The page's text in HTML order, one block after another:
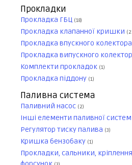
Прокладки
Прокладка ГБЦ (18)
Прокладка клапанної кришки
Прокладка впускного колектора
Прокладка випускного
Комплекти прокладок (1)
Прокладка піддону (1)
Паливна система
Паливний насос (2)
Інші елементи паливної
Регулятор тиску палива (3)
Кришка бензобаку (1)
Прокладки, сальники,